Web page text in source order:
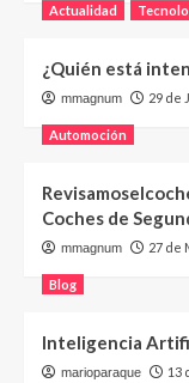
Actualidad
¿Quién está
mmagnum 29 de
Automoción
Coches de
mmagnum 27 de
Blog
Inteligencia
marioparaque 13